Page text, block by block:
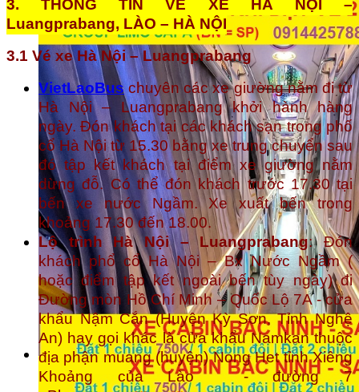
3. THÔNG TIN VÉ XE HÀ NỘI –
Luangprabang, LÀO – HÀ NỘI
3.1 Vé xe Hà Nội – Luangprabang
VietLaoBus chuyên các xe giường nằm đi từ
Hà Nội – Luangprabang khởi hành hàng
ngày. Đón khách tại các khách sạn trong phố
cổ Hà Nội từ 15.30 bằng xe trung chuyển sau
đó tập kết khách tại điểm xe giường nằm
dừng đỗ. Có thể đón khách trước 17.30 tại
bến xe nước Ngầm. Xe xuất bến trong
khoảng 17.30 đến 18.00.
Lộ trình Hà Nội – Luangprabang: Đón
khách phổ cổ Hà Nội – Bx Nước Ngầm (
hoặc điểm tập kết ngoài bến tùy ngày) đi
Đường mòn Hồ Chí Minh – Quốc Lộ 7A - cửa
khẩu Nậm Cắn (Huyện Kỳ Sơn, Tỉnh Nghệ
An) hay gọi khác là cửa khẩu Namkan thuộc
địa phận muang (huyện) Nong Het tỉnh Xiêng
Khoảng của Lào - đường 7